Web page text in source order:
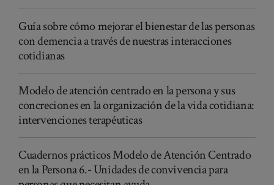
Guía sobre cómo mejorar el bienestar de las personas
con demencia a través de nuestras interacciones
cotidianas
Modelo de atención centrado en la persona y sus
concreciones en la organización de la vida cotidiana:
intervenciones terapéuticas
Cuadernos prácticos Modelo de Atención Centrado
en la Persona 6.- Unidades de convivencia para